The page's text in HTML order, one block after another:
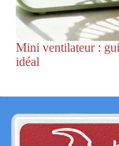
Mini ventilateur :
idéal